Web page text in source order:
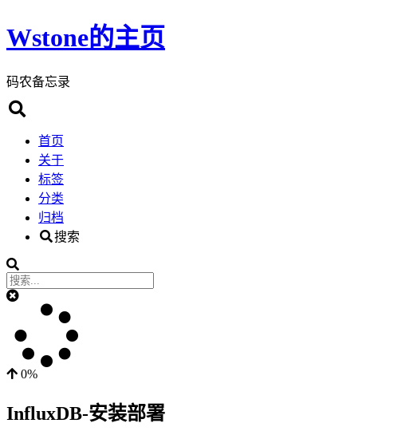
Wstone的主页
码农备忘录
首页
关于
标签
分类
归档
搜索
0%
InfluxDB-安装部署